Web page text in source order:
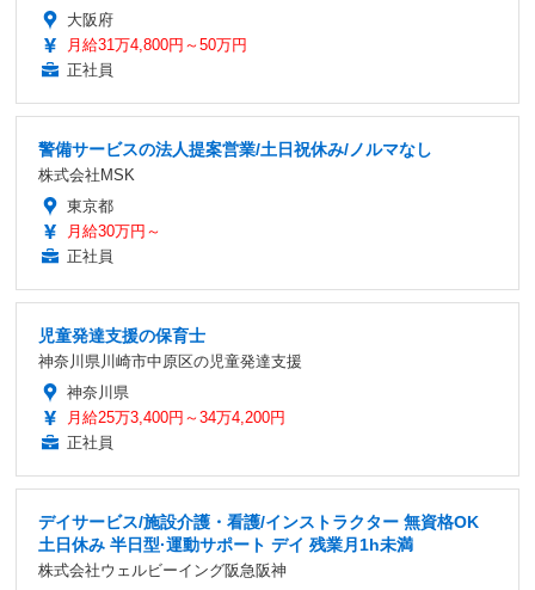
大阪府
月給31万4,800円～50万円
正社員
警備サービスの法人提案営業/土日祝休み/ノルマなし
株式会社MSK
東京都
月給30万円～
正社員
児童発達支援の保育士
神奈川県川崎市中原区の児童発達支援
神奈川県
月給25万3,400円～34万4,200円
正社員
デイサービス/施設介護・看護/インストラクター 無資格OK
土日休み 半日型·運動サポート デイ 残業月1h未満
株式会社ウェルビーイング阪急阪神